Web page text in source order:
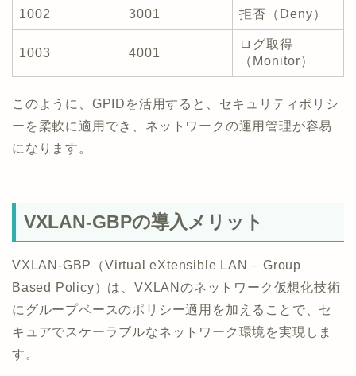
1002 3001 拒否（Deny）
1003 4001
ログ取得
（Monitor）
このように、GPIDを活用すると、セキュリティポリシ
ーを柔軟に適用でき、ネットワークの運用管理が容易
になります。
VXLAN-GBPの導入メリット
VXLAN-GBP（Virtual eXtensible LAN – Group
Based Policy）は、VXLANのネットワーク仮想化技術
にグループベースのポリシー適用を加えることで、セ
キュアでスケーラブルなネットワーク環境を実現しま
す。